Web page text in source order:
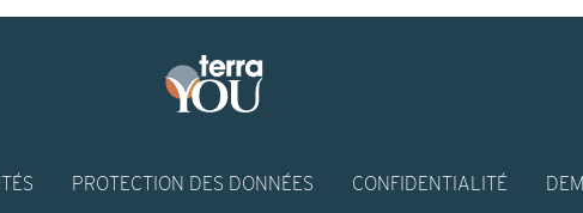
PROTECTION DES DONNÉES CONFIDENTIALITÉ